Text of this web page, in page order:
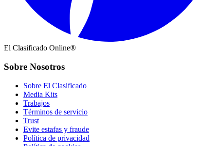
El Clasificado Online®
Sobre Nosotros
Sobre El Clasificado
Media Kits
Trabajos
Términos de servicio
Trust
Evite estafas y fraude
Política de privacidad